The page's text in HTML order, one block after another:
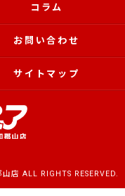
コラム
お問い合わせ
サイトマップ
店 ALL RIGHTS RESERVED.